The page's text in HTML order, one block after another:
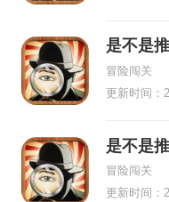
是不是
冒险闯关
更新时间：
是不是
冒险闯关
更新时间：